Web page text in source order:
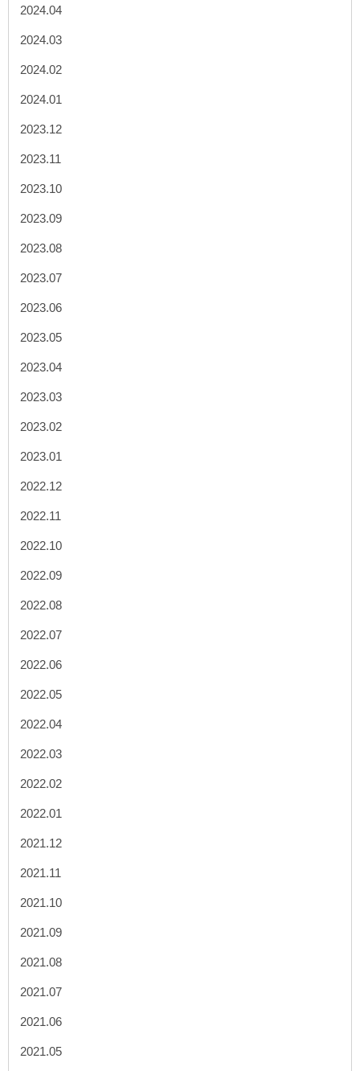
2024.04
2024.03
2024.02
2024.01
2023.12
2023.11
2023.10
2023.09
2023.08
2023.07
2023.06
2023.05
2023.04
2023.03
2023.02
2023.01
2022.12
2022.11
2022.10
2022.09
2022.08
2022.07
2022.06
2022.05
2022.04
2022.03
2022.02
2022.01
2021.12
2021.11
2021.10
2021.09
2021.08
2021.07
2021.06
2021.05